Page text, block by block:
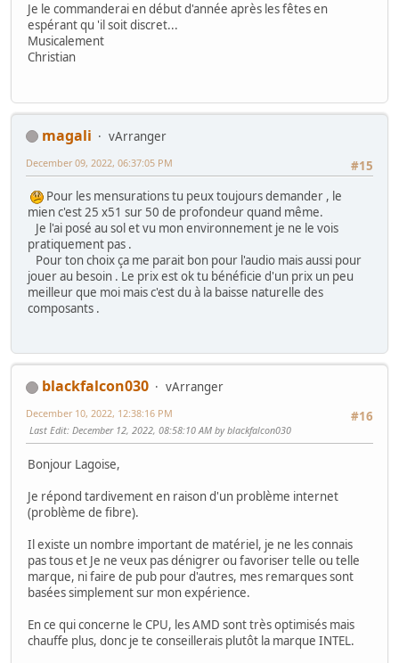
Je le commanderai en début d'année après les fêtes en
espérant qu 'il soit discret...
Musicalement
Christian
magali
vArranger
#15
December 09, 2022, 06:37:05 PM
Pour les mensurations tu peux toujours demander , le
mien c'est 25 x51 sur 50 de profondeur quand même.
Je l'ai posé au sol et vu mon environnement je ne le vois
pratiquement pas .
Pour ton choix ça me parait bon pour l'audio mais aussi pour
jouer au besoin . Le prix est ok tu bénéficie d'un prix un peu
meilleur que moi mais c'est du à la baisse naturelle des
composants .
blackfalcon030
vArranger
#16
December 10, 2022, 12:38:16 PM
Last Edit: December 12, 2022, 08:58:10 AM by blackfalcon030
Bonjour Lagoise,
Je répond tardivement en raison d'un problème internet
(problème de fibre).
Il existe un nombre important de matériel, je ne les connais
pas tous et Je ne veux pas dénigrer ou favoriser telle ou telle
marque, ni faire de pub pour d'autres, mes remarques sont
basées simplement sur mon expérience.
En ce qui concerne le CPU, les AMD sont très optimisés mais
chauffe plus, donc je te conseillerais plutôt la marque INTEL.